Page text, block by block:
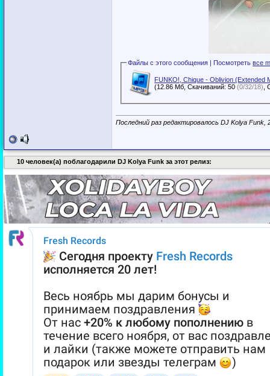
Файлы с этого сообщения | Посмотретьвсе
FUNKO!, Chique - Oblivion (Extended
(12.86 Мб, Скачиваний: 50(0/32/18)
Последний раз редактировалось DJ Kolya Funk,
10 человек(а) поблагодарили DJ Kolya Funk за этот релиз: